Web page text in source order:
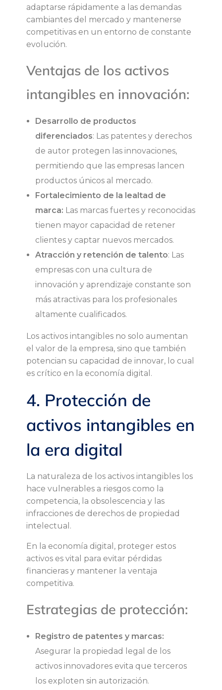
adaptarse rápidamente a las demandas
cambiantes del mercado y mantenerse
competitivas en un entorno de constante
evolución.
Ventajas de los activos
intangibles en innovación:
Desarrollo de productos
diferenciados: Las patentes y derechos
de autor protegen las innovaciones,
permitiendo que las empresas lancen
productos únicos al mercado.
Fortalecimiento de la lealtad de
marca: Las marcas fuertes y reconocidas
tienen mayor capacidad de retener
clientes y captar nuevos mercados.
Atracción y retención de talento: Las
empresas con una cultura de
innovación y aprendizaje constante son
más atractivas para los profesionales
altamente cualificados.
Los activos intangibles no solo aumentan
el valor de la empresa, sino que también
potencian su capacidad de innovar, lo cual
es crítico en la economía digital.
4. Protección de
activos intangibles en
la era digital
La naturaleza de los activos intangibles los
hace vulnerables a riesgos como la
competencia, la obsolescencia y las
infracciones de derechos de propiedad
intelectual.
En la economía digital, proteger estos
activos es vital para evitar pérdidas
financieras y mantener la ventaja
competitiva.
Estrategias de protección:
Registro de patentes y marcas:
Asegurar la propiedad legal de los
activos innovadores evita que terceros
los exploten sin autorización.